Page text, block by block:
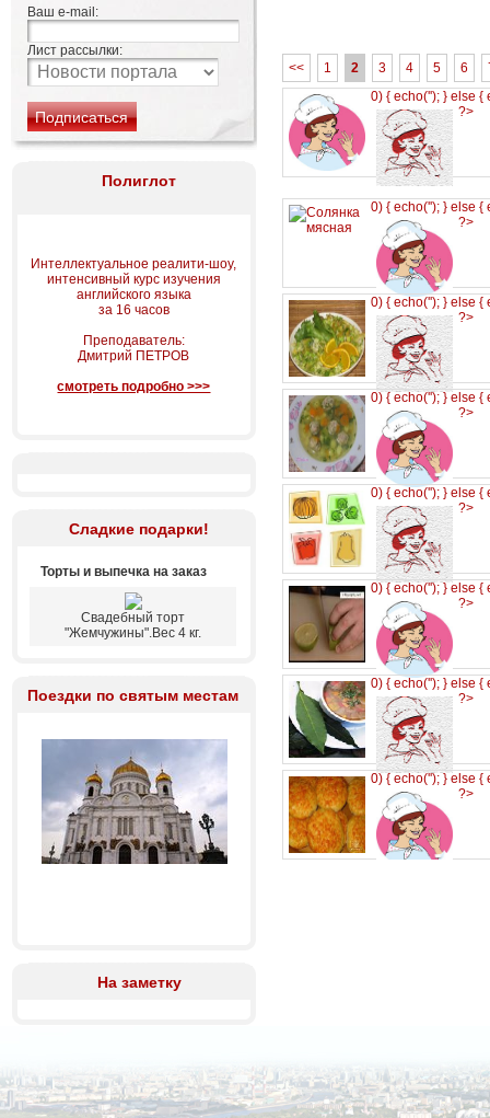
Ваш e-mail:
Лист рассылки:
Полиглот
Интеллектуальное реалити-шоу,
интенсивный курс изучения
английского языка
за 16 часов
Преподаватель:
Дмитрий ПЕТРОВ
смотреть подробно >>>
Сладкие подарки!
Торты и выпечка на заказ
Свадебный торт
"Жемчужины".Вес 4 кг.
Поездки по святым местам
На заметку
<< 1 2 3 4 5 6
0) { echo(''); } else {
?>
0) { echo(''); } else {
?>
0) { echo(''); } else {
?>
0) { echo(''); } else {
?>
0) { echo(''); } else {
?>
0) { echo(''); } else {
?>
0) { echo(''); } else {
?>
0) { echo(''); } else {
?>